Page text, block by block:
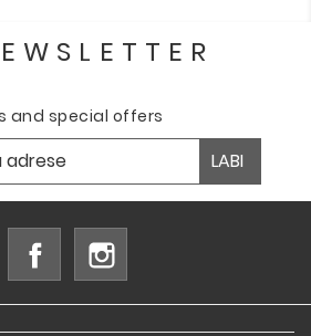
and special offers
Facebook